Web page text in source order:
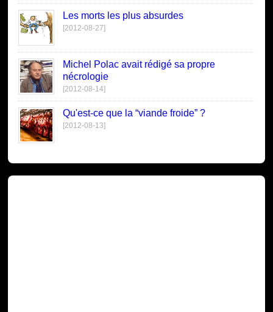
Les morts les plus absurdes
[2012-08-27]
Michel Polac avait rédigé sa propre
nécrologie
[2012-08-14]
Qu'est-ce que la “viande froide” ?
[2012-08-13]